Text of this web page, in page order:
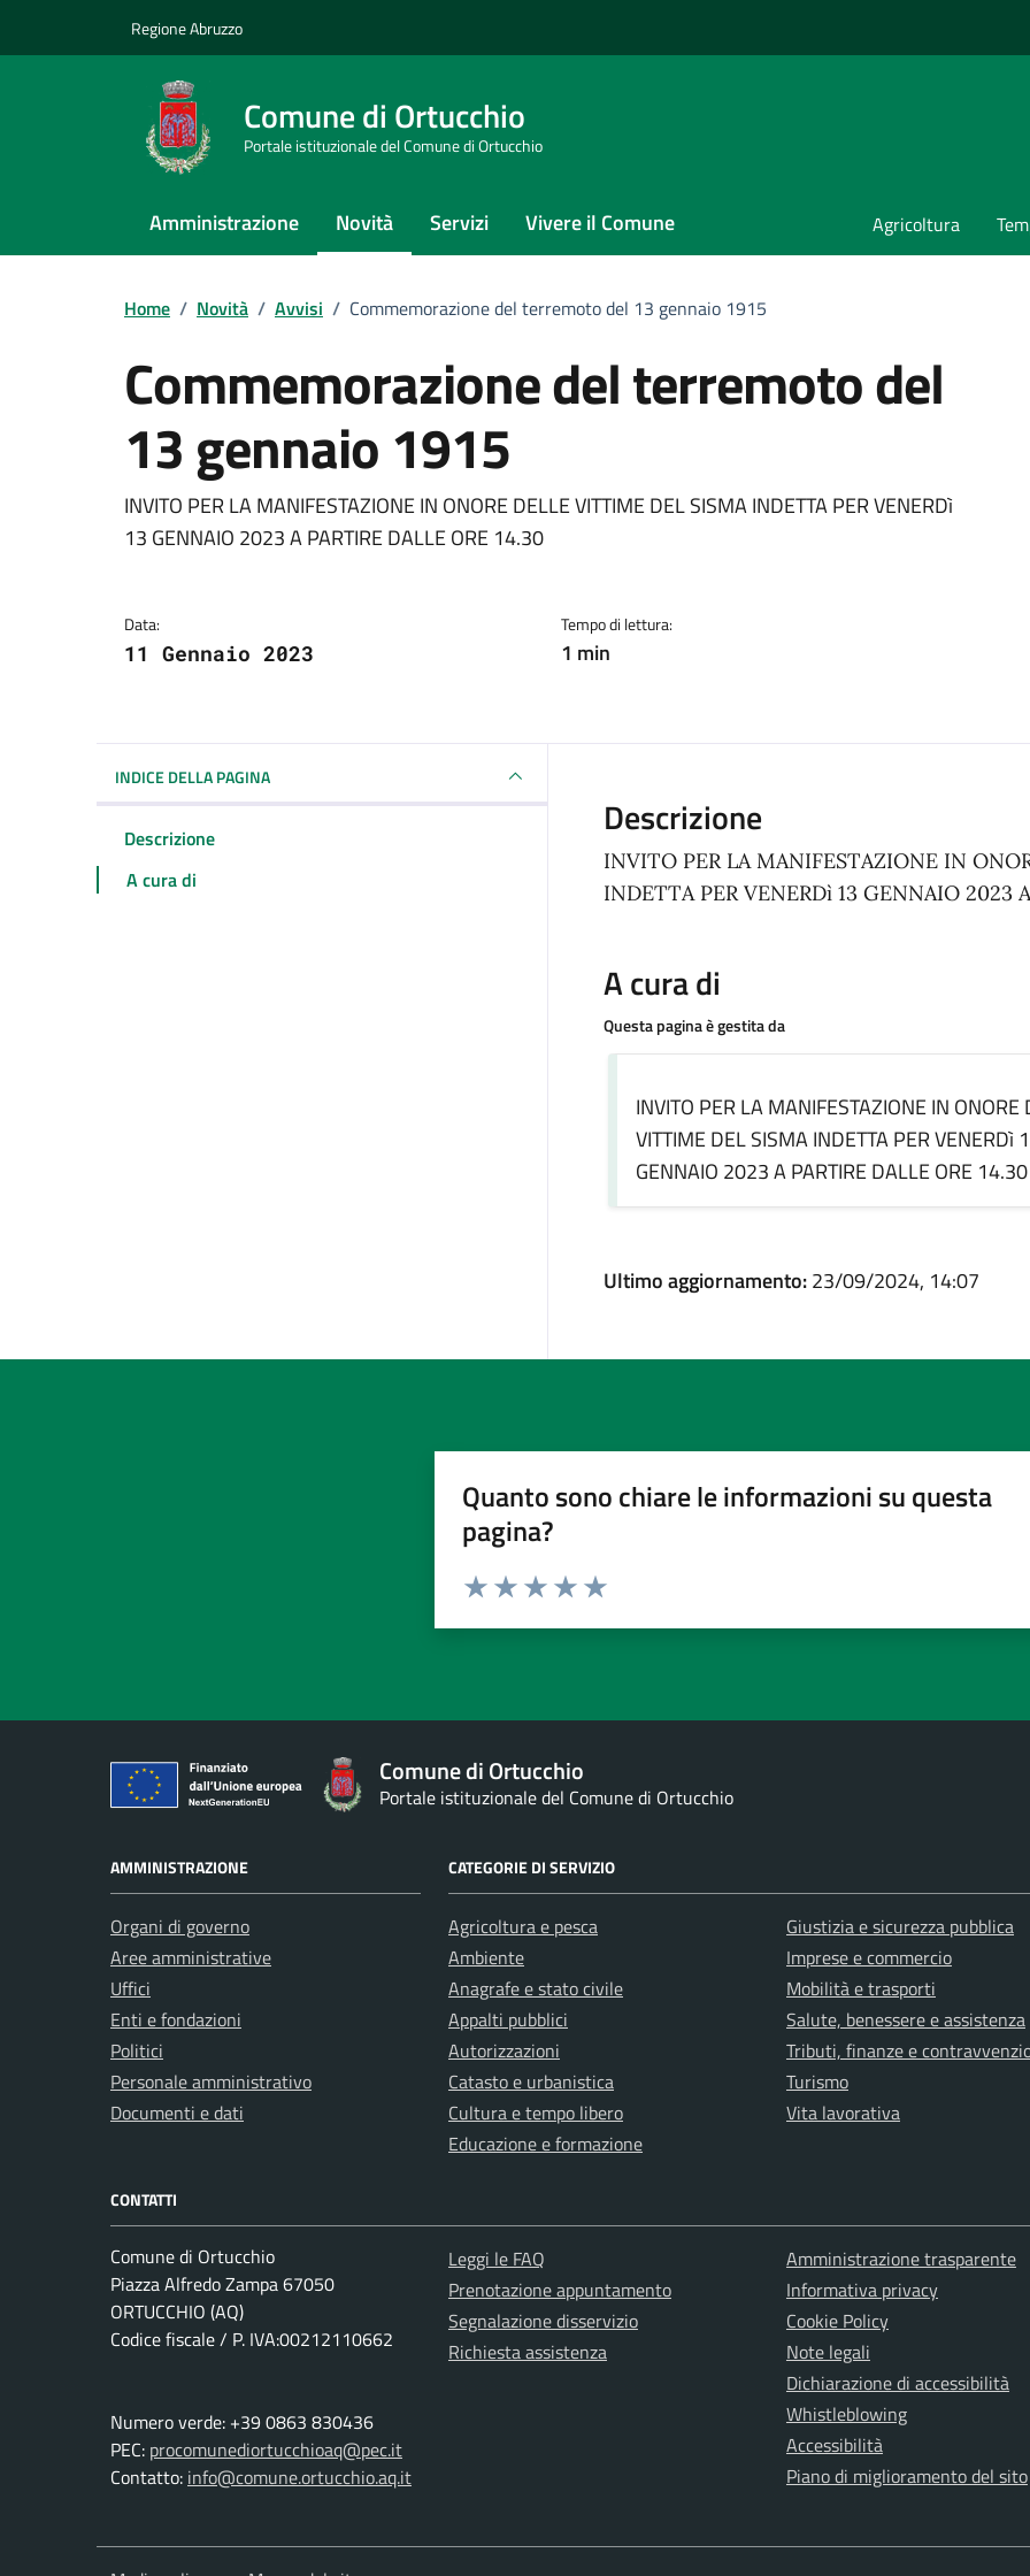
Regione Abruzzo
Comune di Ortucchio
Portale istituzionale del Comune di Ortucchio
Amministrazione Novità Servizi Vivere il Comune Agricoltura
Home / Novità / Avvisi / Commemorazione del terremoto del 13 gennaio 1915
Commemorazione del terremoto del
13 gennaio 1915
Dettagli della notizia
INVITO PER LA MANIFESTAZIONE IN ONORE DELLE VITTIME DEL SISMA INDETTA PER VENERDì
13 GENNAIO 2023 A PARTIRE DALLE ORE 14.30
Data:
11 Gennaio 2023
Tempo di lettura:
1 min
INDICE DELLA PAGINA
Descrizione
A cura di
Descrizione
INVITO PER LA MANIFESTAZIONE IN
INDETTA PER VENERDì 13 GENNAIO 2023
A cura di
Questa pagina è gestita da
INVITO PER LA MANIFESTAZIONE IN ONORE
VITTIME DEL SISMA INDETTA PER VENERDì
GENNAIO 2023 A PARTIRE DALLE ORE 14.30
Ultimo aggiornamento:23/09/2024, 14:07
Quanto sono chiare le informazioni su questa
pagina?
Comune di Ortucchio
Portale istituzionale del Comune di Ortucchio
AMMINISTRAZIONE
Organi di governo
Aree amministrative
Uffici
Enti e fondazioni
Politici
Personale amministrativo
Documenti e dati
CATEGORIE DI SERVIZIO
Agricoltura e pesca
Ambiente
Anagrafe e stato civile
Appalti pubblici
Autorizzazioni
Catasto e urbanistica
Cultura e tempo libero
Educazione e formazione
Giustizia e sicurezza pubblica
Imprese e commercio
Mobilità e trasporti
Salute, benessere e assistenza
Tributi, finanze e
Turismo
Vita lavorativa
CONTATTI
Comune di Ortucchio
Piazza Alfredo Zampa 67050
ORTUCCHIO (AQ)
Codice fiscale / P. IVA:00212110662
Numero verde: +39 0863 830436
PEC: procomunediortucchioaq@pec.it
Contatto: info@comune.ortucchio.aq.it
Leggi le FAQ
Prenotazione appuntamento
Segnalazione disservizio
Richiesta assistenza
Amministrazione trasparente
Informativa privacy
Cookie Policy
Note legali
Dichiarazione di accessibilità
Whistleblowing
Accessibilità
Piano di miglioramento del sito